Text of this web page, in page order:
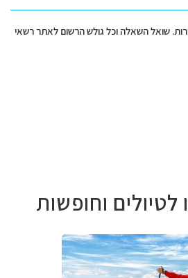
שואל השאלה וכל גולש הרשום לאתר רשאי
וחופשות